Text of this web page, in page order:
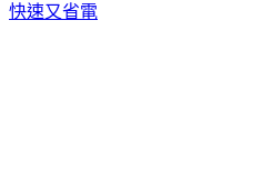
快速又省電